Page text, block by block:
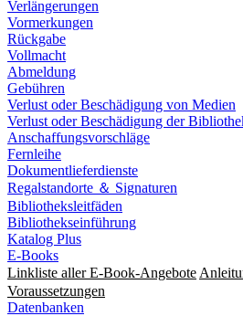
Verlängerungen
Vormerkungen
Rückgabe
Vollmacht
Abmeldung
Gebühren
Verlust oder Beschädigung von Medien
Verlust oder Beschädigung der
Anschaffungsvorschläge
Fernleihe
Dokumentlieferdienste
Regalstandorte ＆ Signaturen
Bibliotheksleitfäden
Bibliothekseinführung
Katalog Plus
E-Books
Linkliste aller E-Book-Angebote
Voraussetzungen
Datenbanken